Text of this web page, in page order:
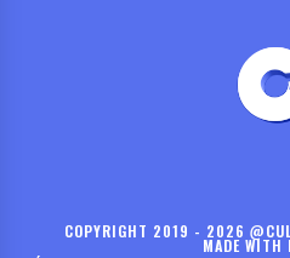
COPYRIGHT 2019 - 2026
MADE WITH